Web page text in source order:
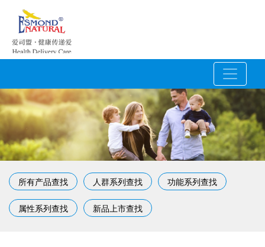
所有产品查找 人群系列查找 功能系列查找
属性系列查找 新品上市查找